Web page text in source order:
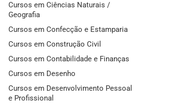
Cursos em Ciências Naturais /
Geografia
Cursos em Confecção e Estamparia
Cursos em Construção Civil
Cursos em Contabilidade e Finanças
Cursos em Desenho
Cursos em Desenvolvimento Pessoal
e Profissional